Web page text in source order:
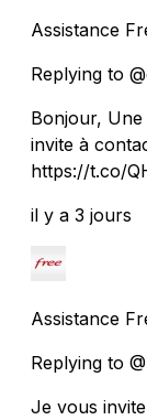
Assistance
Replying to
Bonjour,
invite à
https://t.co/
il y a 3 jours
Assistance
Replying to
Je vous